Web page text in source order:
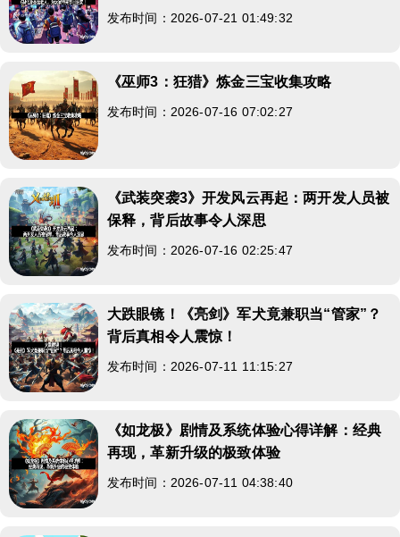
发布时间：2026-07-21 01:49:32
《巫师3：狂猎》炼金三宝收集攻略
发布时间：2026-07-16 07:02:27
《武装突袭3》开发风云再起：两开发人员被
保释，背后故事令人深思
发布时间：2026-07-16 02:25:47
大跌眼镜！《亮剑》军犬竟兼职当“管家”？
背后真相令人震惊！
发布时间：2026-07-11 11:15:27
《如龙极》剧情及系统体验心得详解：经典
再现，革新升级的极致体验
发布时间：2026-07-11 04:38:40